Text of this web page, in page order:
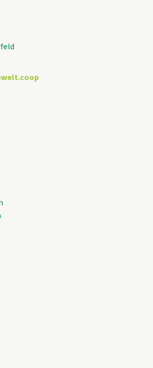
https://www.facebook.com/
zu https://www.instagram.com/